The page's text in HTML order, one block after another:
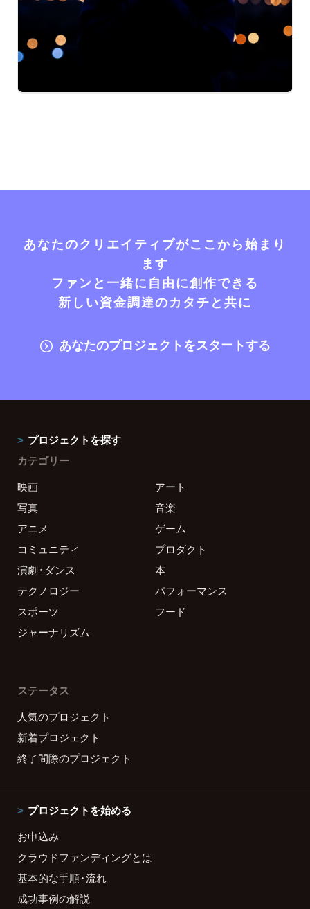
あなたのクリエイティブがここから始まり
ます
ファンと一緒に自由に創作できる
新しい資金調達のカタチと共に
あなたのプロジェクトをスタートする
プロジェクトを探す
カテゴリー
映画
アート
写真
音楽
アニメ
ゲーム
コミュニティ
プロダクト
演劇・ダンス
本
テクノロジー
パフォーマンス
スポーツ
フード
ジャーナリズム
ステータス
人気のプロジェクト
新着プロジェクト
終了間際のプロジェクト
プロジェクトを始める
お申込み
クラウドファンディングとは
基本的な手順・流れ
成功事例の解説